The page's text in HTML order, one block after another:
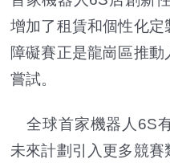
增加了租賃和個性化
障礙賽正是龍崗區推
嘗試。
全球首家機器人6S
未來計劃引入更多競